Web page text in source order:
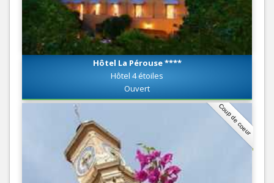
Hôtel La Pérouse ****
Hôtel 4 étoiles
Ouvert
Coup de coeur